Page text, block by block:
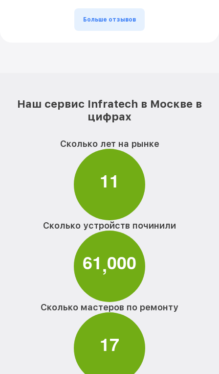
Больше отзывов
Наш сервис Infratech в Москве в
цифрах
Сколько лет на рынке
11
Сколько устройств починили
61,000
Сколько мастеров по ремонту
17